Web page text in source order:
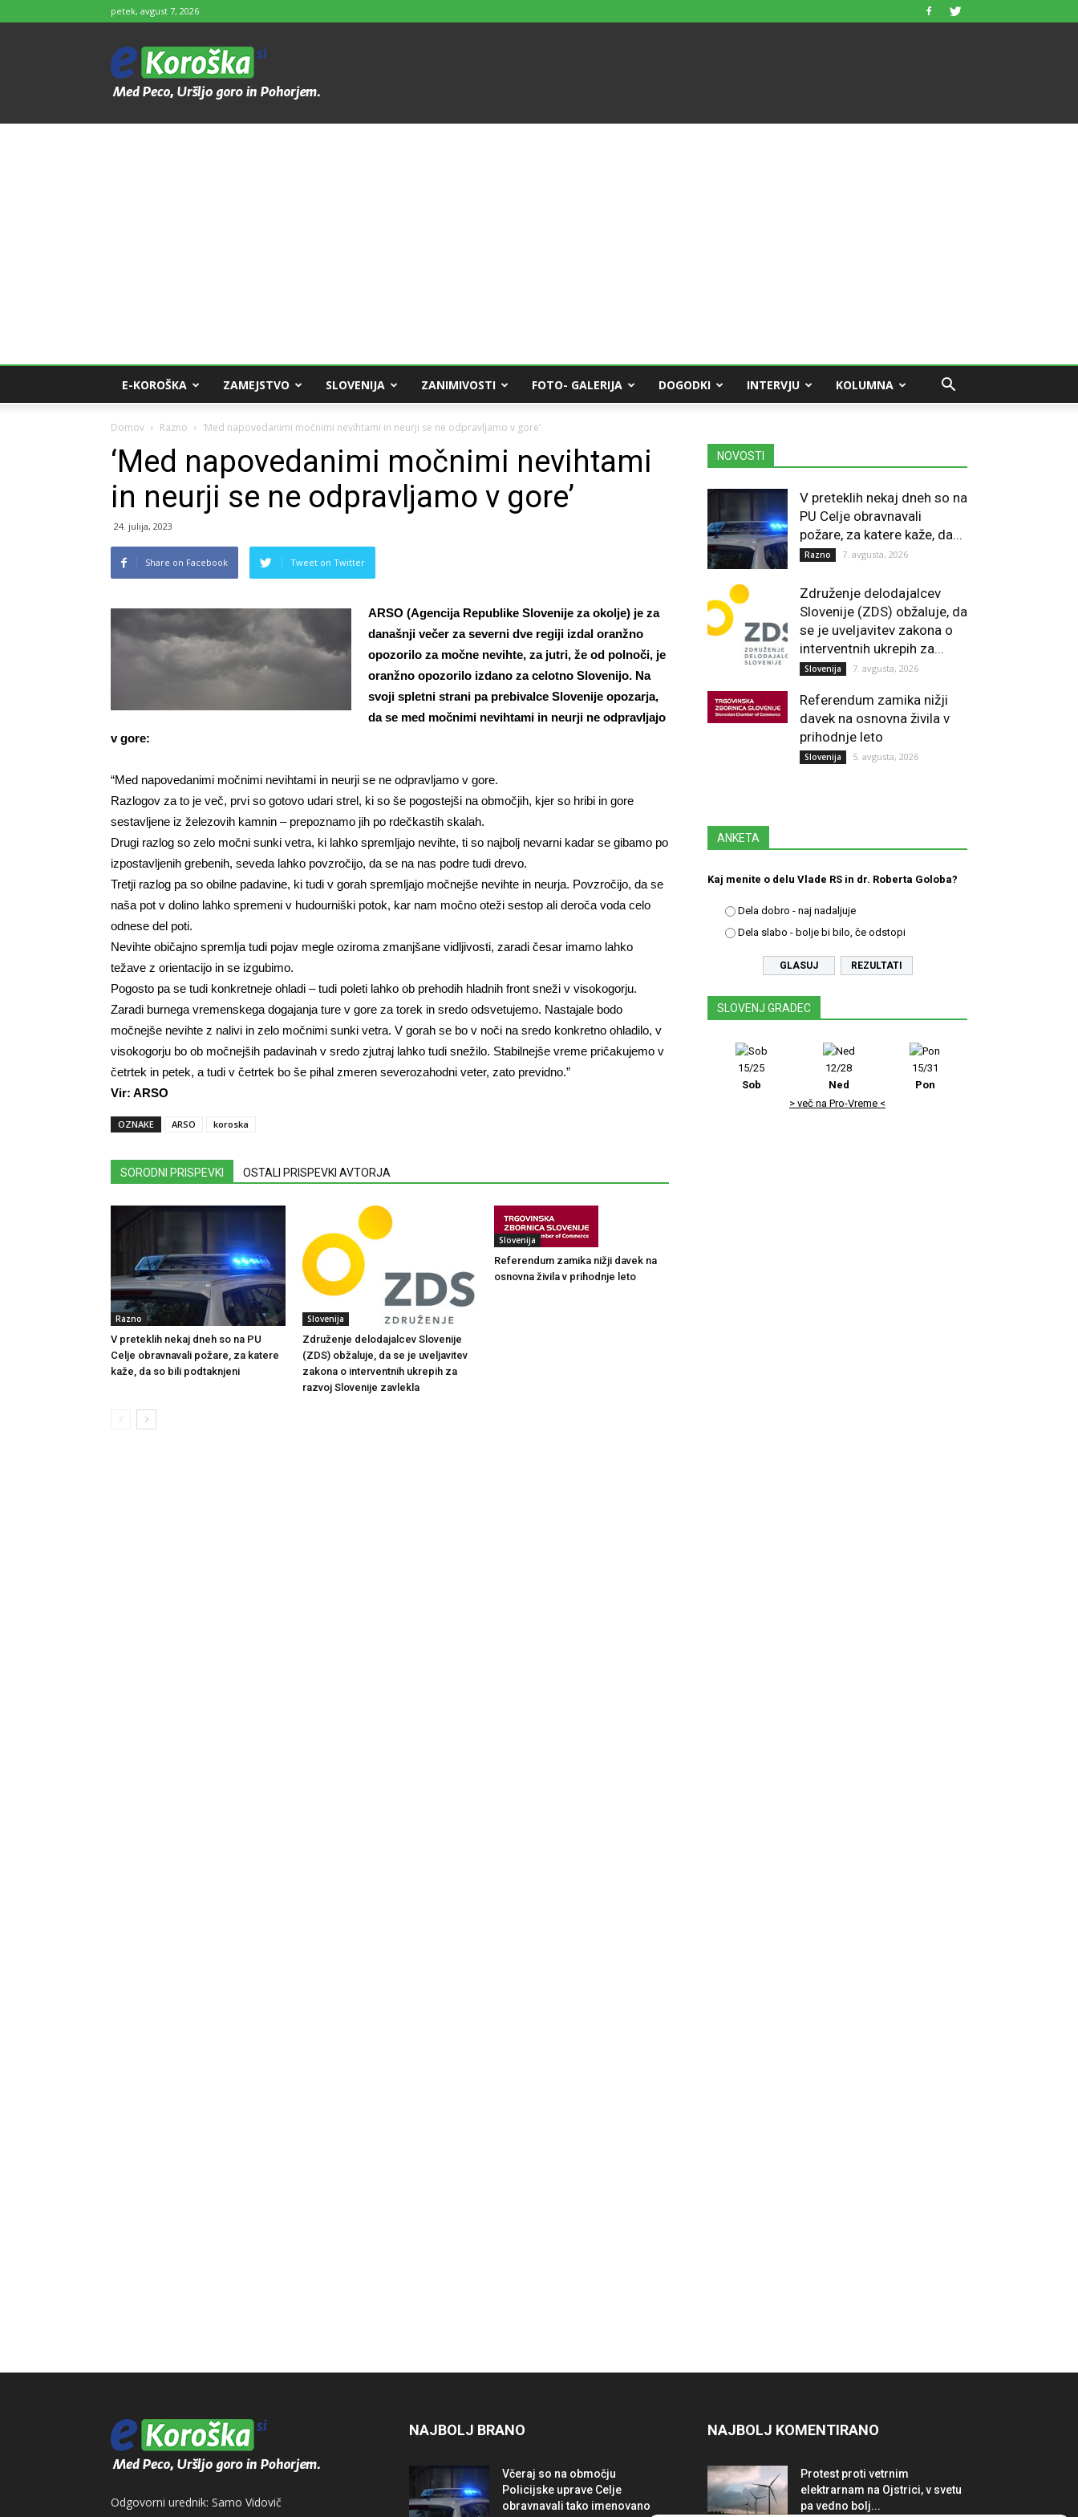
petek, avgust 7, 2026
e-
Koroška
E-KOROŠKA ZAMEJSTVO SLOVENIJA ZANIMIVOSTI FOTO- GALERIJA DOGODKI INTERVJU KOLUMNA
Domov Razno ‘Med napovedanimi močnimi nevihtami in neurji se ne odpravljamo v gore’
‘Med napovedanimi močnimi nevihtami
in neurji se ne odpravljamo v gore’
24. julija, 2023
Share on Facebook Tweet on Twitter
ARSO (Agencija Republike Slovenije za okolje) je za
današnji večer za severni dve regiji izdal oranžno
opozorilo za močne nevihte, za jutri, že od polnoči, je
oranžno opozorilo izdano za celotno Slovenijo. Na
svoji spletni strani pa prebivalce Slovenije opozarja,
da se med močnimi nevihtami in neurji ne odpravljajo
v gore:
“Med napovedanimi močnimi nevihtami in neurji se ne odpravljamo v gore.
Razlogov za to je več, prvi so gotovo udari strel, ki so še pogostejši na območjih, kjer so hribi in gore
sestavljene iz železovih kamnin – prepoznamo jih po rdečkastih skalah.
Drugi razlog so zelo močni sunki vetra, ki lahko spremljajo nevihte, ti so najbolj nevarni kadar se gibamo po
izpostavljenih grebenih, seveda lahko povzročijo, da se na nas podre tudi drevo.
Tretji razlog pa so obilne padavine, ki tudi v gorah spremljajo močnejše nevihte in neurja. Povzročijo, da se
naša pot v dolino lahko spremeni v hudourniški potok, kar nam močno oteži sestop ali deroča voda celo
odnese del poti.
Nevihte običajno spremlja tudi pojav megle oziroma zmanjšane vidljivosti, zaradi česar imamo lahko
težave z orientacijo in se izgubimo.
Pogosto pa se tudi konkretneje ohladi – tudi poleti lahko ob prehodih hladnih front sneži v visokogorju.
Zaradi burnega vremenskega dogajanja ture v gore za torek in sredo odsvetujemo. Nastajale bodo
močnejše nevihte z nalivi in zelo močnimi sunki vetra. V gorah se bo v noči na sredo konkretno ohladilo, v
visokogorju bo ob močnejših padavinah v sredo zjutraj lahko tudi snežilo. Stabilnejše vreme pričakujemo v
četrtek in petek, a tudi v četrtek bo še pihal zmeren severozahodni veter, zato previdno.”
Vir: ARSO
OZNAKE ARSO koroska
SORODNI PRISPEVKI OSTALI PRISPEVKI AVTORJA
Razno
V preteklih nekaj dneh so na PU
Celje obravnavali požare, za katere
kaže, da so bili podtaknjeni
Slovenija
Združenje delodajalcev Slovenije
(ZDS) obžaluje, da se je uveljavitev
zakona o interventnih ukrepih za
razvoj Slovenije zavlekla
Slovenija
Referendum zamika nižji davek na
osnovna živila v prihodnje leto
NOVOSTI
V preteklih nekaj dneh so na
PU Celje obravnavali
požare, za katere kaže, da...
Razno 7. avgusta, 2026
Združenje delodajalcev
Slovenije (ZDS) obžaluje, da
se je uveljavitev zakona o
interventnih ukrepih za...
Slovenija 7. avgusta, 2026
Referendum zamika nižji
davek na osnovna živila v
prihodnje leto
Slovenija 5. avgusta, 2026
ANKETA
Kaj menite o delu Vlade RS in dr. Roberta Goloba?
Dela dobro - naj nadaljuje
Dela slabo - bolje bi bilo, če odstopi
REZULTATI
SLOVENJ GRADEC
15/25
Sob
12/28
Ned
15/31
Pon
> več na Pro-Vreme <
Odgovorni urednik: Samo Vidovič
NAJBOLJ BRANO
Včeraj so na območju
Policijske uprave Celje
obravnavali tako imenovano
NAJBOLJ KOMENTIRANO
Protest proti vetrnim
elektrarnam na Ojstrici, v svetu
pa vedno bolj...